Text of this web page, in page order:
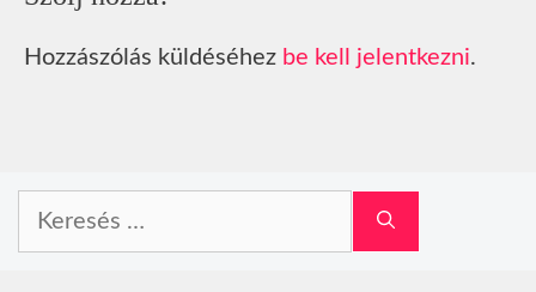
Hozzászólás küldéséhez be kell jelentkezni.